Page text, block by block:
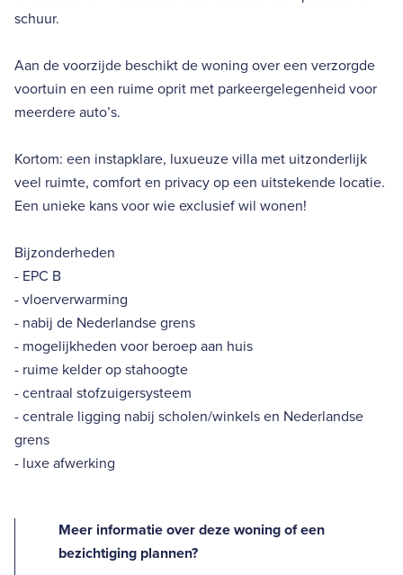
schuur.
Aan de voorzijde beschikt de woning over een verzorgde
voortuin en een ruime oprit met parkeergelegenheid voor
meerdere auto’s.
Kortom: een instapklare, luxueuze villa met uitzonderlijk
veel ruimte, comfort en privacy op een uitstekende locatie.
Een unieke kans voor wie exclusief wil wonen!
Bijzonderheden
- EPC B
- vloerverwarming
- nabij de Nederlandse grens
- mogelijkheden voor beroep aan huis
- ruime kelder op stahoogte
- centraal stofzuigersysteem
- centrale ligging nabij scholen/winkels en Nederlandse
grens
- luxe afwerking
Meer informatie over deze woning of een
bezichtiging plannen?